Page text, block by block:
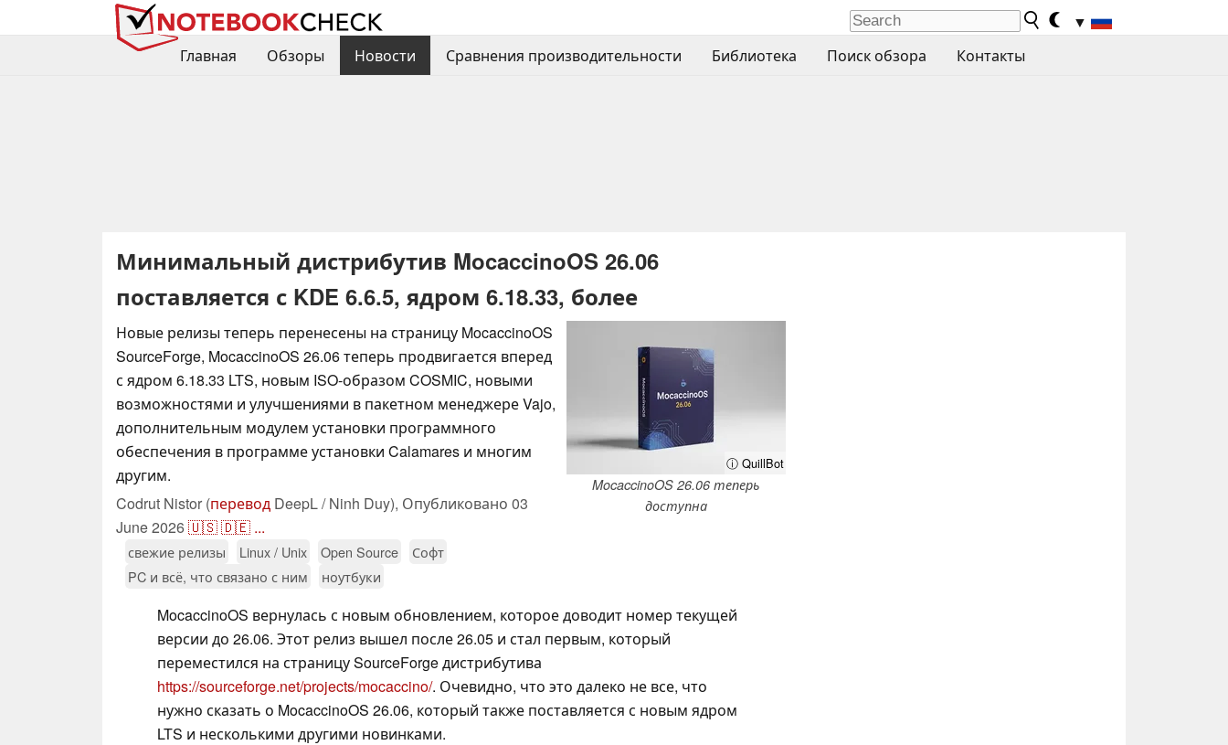
▼
Главная
Обзоры Новости Сравнения производительности Библиотека Поиск обзора Контакты
Минимальный дистрибутив MocaccinoOS 26.06
поставляется с KDE 6.6.5, ядром 6.18.33, более
ⓘ QuillBot
MocaccinoOS 26.06 теперь
доступна
Новые релизы теперь перенесены на страницу MocaccinoOS
SourceForge, MocaccinoOS 26.06 теперь продвигается вперед
с ядром 6.18.33 LTS, новым ISO-образом COSMIC, новыми
возможностями и улучшениями в пакетном менеджере Vajo,
дополнительным модулем установки программного
обеспечения в программе установки Calamares и многим
другим.
Codrut Nistor (перевод DeepL / Ninh Duy), Опубликовано 03
June 2026🇺🇸🇩🇪 ...
свежие релизы Linux / Unix Open Source
Софт
PC и всё, что связано с ним
ноутбуки
MocaccinoOS вернулась с новым обновлением, которое доводит номер текущей
версии до 26.06. Этот релиз вышел после 26.05 и стал первым, который
переместился на страницу SourceForge дистрибутива
https://sourceforge.net/projects/mocaccino/. Очевидно, что это далеко не все, что
нужно сказать о MocaccinoOS 26.06, который также поставляется с новым ядром
LTS и несколькими другими новинками.